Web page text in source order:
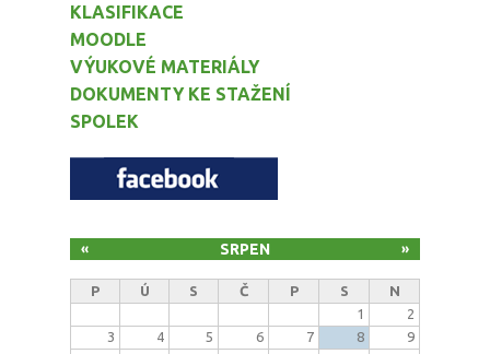
KLASIFIKACE
MOODLE
VÝUKOVÉ MATERIÁLY
DOKUMENTY KE STAŽENÍ
SPOLEK
SRPEN
« »
P Ú S Č P S
N
1
2
3
4 5 6 7 8
9